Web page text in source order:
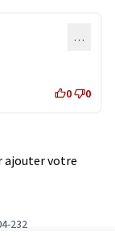
…
0 0
ajouter votre
232